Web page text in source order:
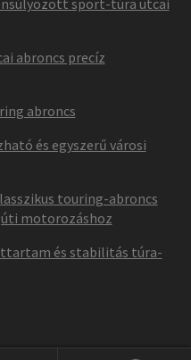
abroncs precíz
abroncs
és egyszerű városi
touring-abroncs
motorozáshoz
és stabilitás túra-